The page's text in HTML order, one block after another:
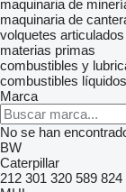
maquinaria de
maquinaria de
volquetes articulados
materias primas
combustibles y
combustibles líquidos
Marca
No se han
BW
Caterpillar
212 301 320 589 824